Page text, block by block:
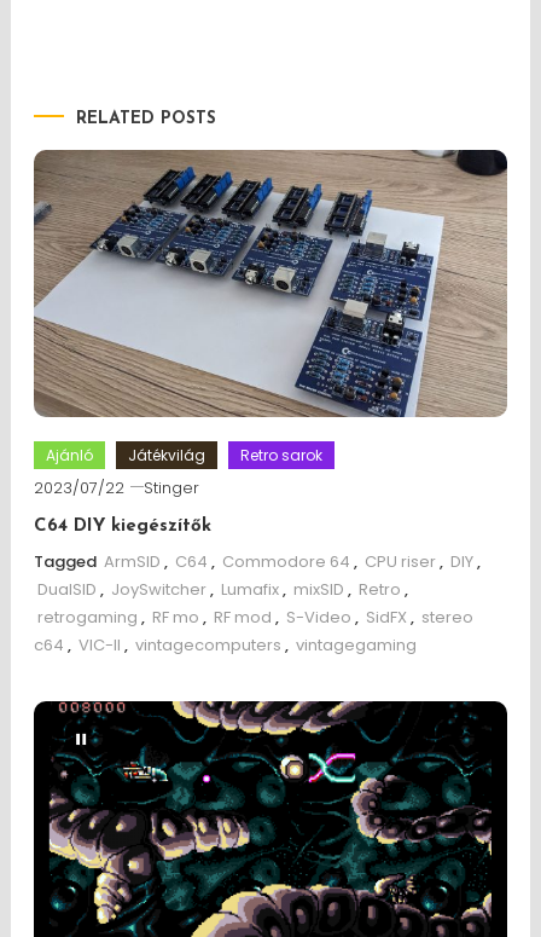
RELATED POSTS
Ajánló Játékvilág Retro sarok
2023/07/22 Stinger
C64 DIY kiegészítők
Tagged ArmSID , C64 , Commodore 64 , CPU riser, DIY,
DualSID , JoySwitcher, Lumafix, mixSID , Retro ,
retrogaming , RF mo , RF mod , S-Video , SidFX , stereo
c64 , VIC-II , vintagecomputers , vintagegaming